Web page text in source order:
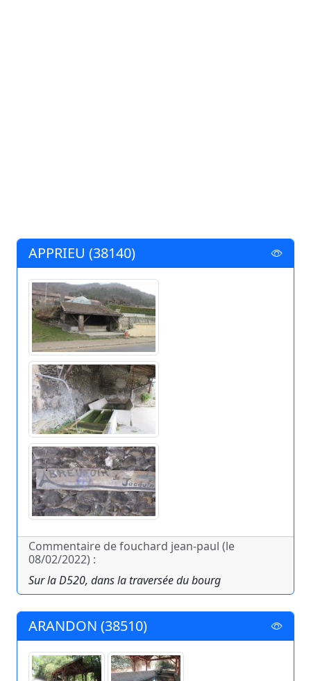
APPRIEU (38140)
Commentaire de fouchard jean-paul (le
08/02/2022) :
Sur la D520, dans la traversée du bourg
ARANDON (38510)